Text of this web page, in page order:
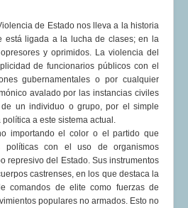
numero de presentación de la
pueblos
de Estado nos lleva a la historia
está ligada a la lucha de clases; en la
y oprimidos. La violencia del
de funcionarios públicos con el
gubernamentales o por cualquier
avalado por las instancias civiles
un individuo o grupo, por el simple
a este sistema actual.
importando el color o el partido que
políticas con el uso de organismos
represivo del Estado. Sus instrumentos
castrenses, en los que destaca la
comandos de elite como fuerzas de
populares no armados. Esto no